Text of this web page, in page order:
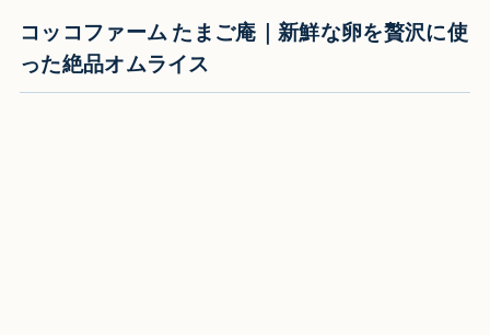
コッコファーム たまご庵｜新鮮な卵を贅沢に使
った絶品オムライス